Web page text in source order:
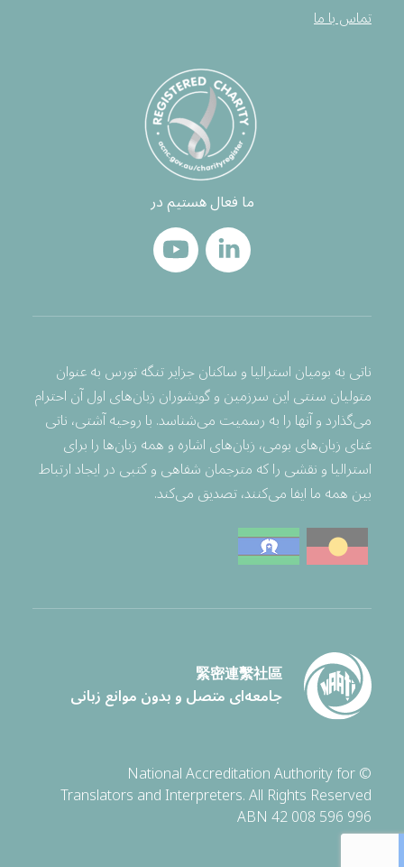
تماس با ما
ما فعال هستیم در
ناتی به بومیان استرالیا و ساکنان جزایر تنگه تورس به عنوان
متولیان سنتی این سرزمین و گویشوران زبان‌های اول آن احترام
می‌گذارد و آنها را به رسمیت می‌شناسد. با روحیه آشتی، ناتی
غنای زبان‌های بومی، زبان‌های اشاره و همه زبان‌ها را برای
استرالیا و نقشی را که مترجمان شفاهی و کتبی در ایجاد ارتباط
بین همه ما ایفا می‌کنند، تصدیق می‌کند.
緊密連繫社區
جامعه‌ای متصل و بدون موانع زبانی
© National Accreditation Authority for
Translators and Interpreters. All Rights Reserved
ABN 42 008 596 996